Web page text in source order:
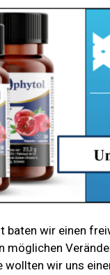
baten wir einen
möglichen
wollten wir uns